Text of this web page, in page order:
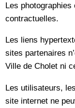
Les
contractuelles.
Les liens
sites partenaires
Ville de Cholet ni
Les utilisateurs,
site internet ne